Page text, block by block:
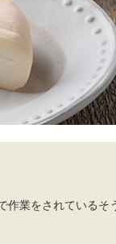
業をされている